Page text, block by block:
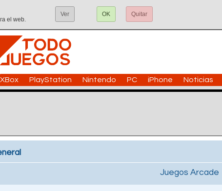
el web.
Ver OK Quitar
XBox PlayStation Nintendo PC iPhone Noticias
Juegos Arcade